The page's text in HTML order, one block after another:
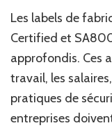
Les labels de
Certified et
approfondis. Ces
travail, les
pratiques de
entreprises